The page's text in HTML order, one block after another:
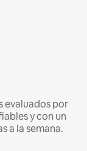
evaluados por
y con un
a la semana.